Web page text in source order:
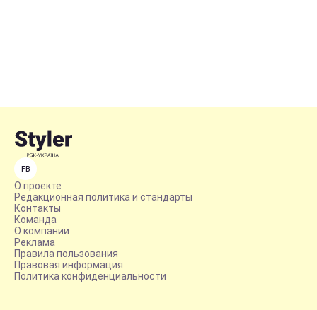
FB
О проекте
Редакционная политика и стандарты
Контакты
Команда
О компании
Реклама
Правила пользования
Правовая информация
Политика конфиденциальности